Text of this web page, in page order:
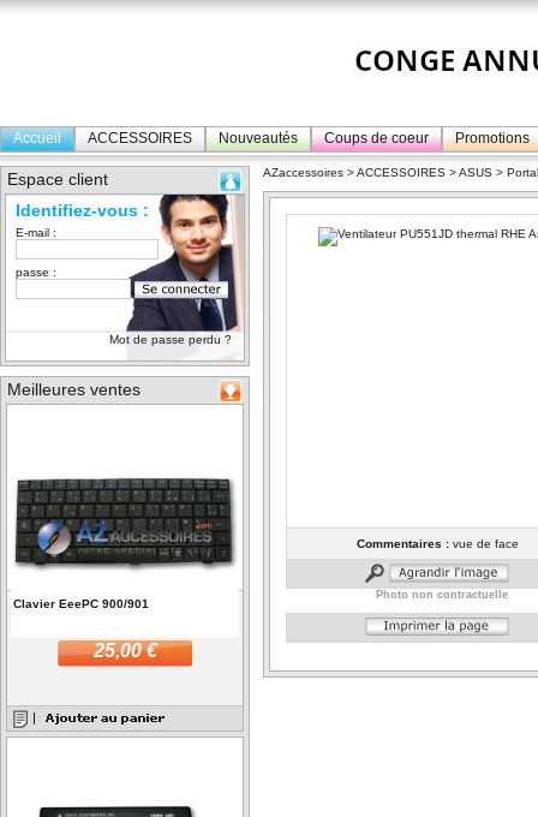
Accueil ACCESSOIRES Nouveautés Coups de coeur Promotions
Espace client
Identifiez-vous :
E-mail :
passe :
Mot de passe perdu ?
Meilleures ventes
Clavier EeePC 900/901
25,00 €
AZaccessoires >ACCESSOIRES >ASUS >
Commentaires :vue de face
Photo non contractuelle